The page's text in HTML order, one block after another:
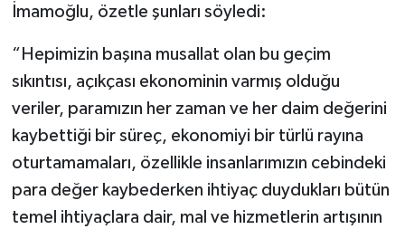
İmamoğlu, özetle şunları söyledi:
“Hepimizin başına musallat olan bu geçim
sıkıntısı, açıkçası ekonominin varmış olduğu
veriler, paramızın her zaman ve her daim değerini
kaybettiği bir süreç, ekonomiyi bir türlü rayına
oturtamamaları, özellikle insanlarımızın cebindeki
para değer kaybederken ihtiyaç duydukları bütün
temel ihtiyaçlara dair, mal ve hizmetlerin artışının